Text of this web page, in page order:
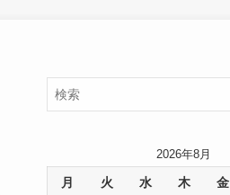
2026年8月
月 火 水 木 金